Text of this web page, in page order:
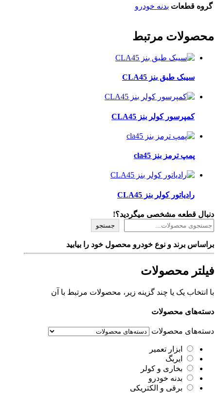
گروه قطعات بدنه خودرو
محصولات مرتبط
سیبک طبق بنز CLA45
کمپرسور کولر بنز CLA45
پمپ ترمز بنز cla45
رادیاتور کولر بنز CLA45
دنبال قطعه مشخصی میگردید؟!
جستجو
براساس برند و نوع خودرو محصول خود را بیابید
فیلتر محصولات
با انتخاب یک یا چند گزینه زیر، محصولات مرتبط با آن
دسته‌های محصولات
دسته‌های محصولات
ابزار تعمیر
ایربگ
بخاری و کولر
بدنه خودرو
برقی و الکتریکی